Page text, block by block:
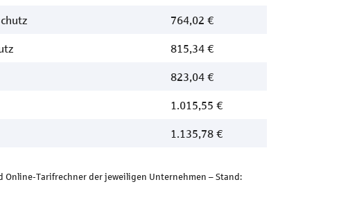
764,02 €
815,34 €
823,04 €
1.015,55 €
1.135,78 €
Online-Tarifrechner der jeweiligen Unternehmen – Stand: